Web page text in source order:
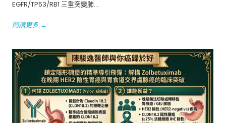
EGFR/TP53/RB1 三重突變肺...
閱讀更多 →